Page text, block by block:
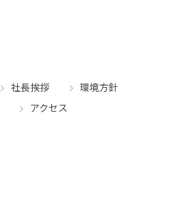
社長挨拶
環境方針
アクセス